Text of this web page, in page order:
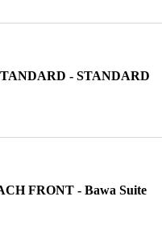
- STANDARD
FRONT - Bawa Suite